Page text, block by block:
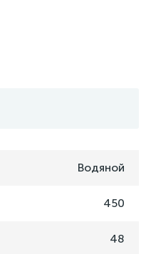
Водяной
450
48